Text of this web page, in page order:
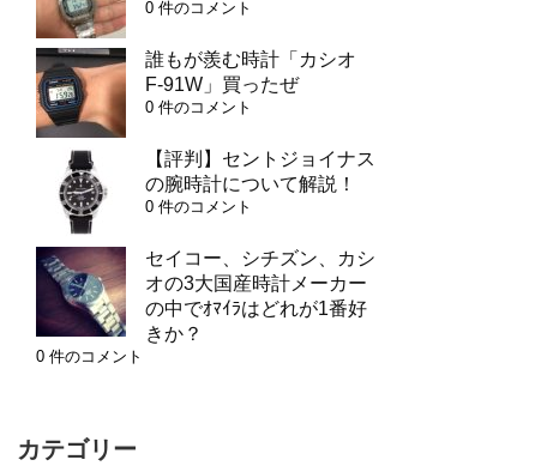
0 件のコメント
誰もが羨む時計「カシオ
F-91W」買ったぜ
0 件のコメント
【評判】セントジョイナス
の腕時計について解説！
0 件のコメント
セイコー、シチズン、カシ
オの3大国産時計メーカー
の中でｵﾏｲﾗはどれが1番好
きか？
0 件のコメント
カテゴリー